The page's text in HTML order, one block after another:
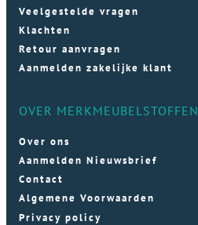
Veelgestelde vragen
Klachten
Retour aanvragen
Aanmelden zakelijke klant
OVER MERKMEUBELSTOFFEN
Over ons
Aanmelden Nieuwsbrief
Contact
Algemene Voorwaarden
Privacy policy